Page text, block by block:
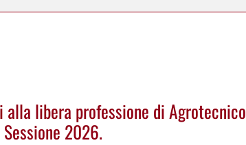
libera professione di Agrotecnico
2026.